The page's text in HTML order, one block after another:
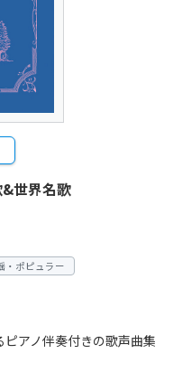
世界名歌
・ポピュラー
アノ伴奏付きの歌声曲集